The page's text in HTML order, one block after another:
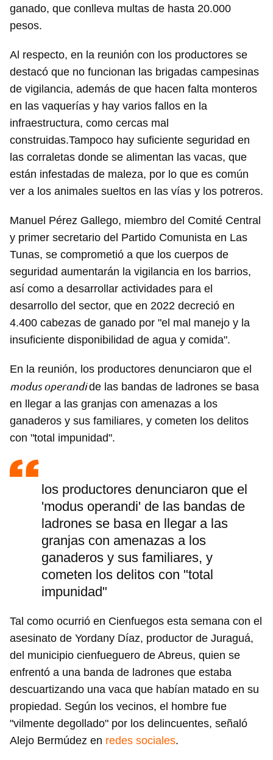
ganado, que conlleva multas de hasta 20.000
pesos.
Al respecto, en la reunión con los productores se
destacó que no funcionan las brigadas campesinas
de vigilancia, además de que hacen falta monteros
en las vaquerías y hay varios fallos en la
infraestructura, como cercas mal
construidas.Tampoco hay suficiente seguridad en
las corraletas donde se alimentan las vacas, que
están infestadas de maleza, por lo que es común
ver a los animales sueltos en las vías y los potreros.
Manuel Pérez Gallego, miembro del Comité Central
y primer secretario del Partido Comunista en Las
Tunas, se comprometió a que los cuerpos de
seguridad aumentarán la vigilancia en los barrios,
así como a desarrollar actividades para el
desarrollo del sector, que en 2022 decreció en
4.400 cabezas de ganado por "el mal manejo y la
insuficiente disponibilidad de agua y comida".
En la reunión, los productores denunciaron que el
modus operandide las bandas de ladrones se basa
en llegar a las granjas con amenazas a los
ganaderos y sus familiares, y cometen los delitos
con "total impunidad".
los productores denunciaron que el
'modus operandi' de las bandas de
ladrones se basa en llegar a las
granjas con amenazas a los
ganaderos y sus familiares, y
cometen los delitos con "total
impunidad"
Tal como ocurrió en Cienfuegos esta semana con el
asesinato de Yordany Díaz, productor de Juraguá,
del municipio cienfueguero de Abreus, quien se
enfrentó a una banda de ladrones que estaba
descuartizando una vaca que habían matado en su
propiedad. Según los vecinos, el hombre fue
"vilmente degollado" por los delincuentes, señaló
Alejo Bermúdez en redes sociales.